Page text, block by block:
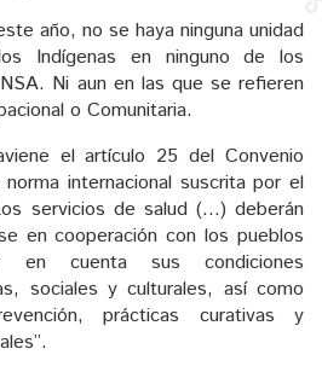
año, no se haya ninguna unidad
Indígenas en ninguno de los
Ni aun en las que se refieren
o Comunitaria.
el artículo 25 del Convenio
internacional suscrita por el
servicios de salud (…) deberán
en cooperación con los pueblos
en cuenta sus condiciones
sociales y culturales, así como
prácticas curativas y